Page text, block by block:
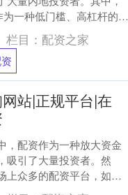
为一种低门槛、高杠杆的投
受到关注。本文将为您详
资炒股的....
栏目： 配资之家
站|正规平台|在
，配资作为一种放大资金
吸引了大量投资者。然
上众多的配资平台，如何
、安全的平台，成为每位